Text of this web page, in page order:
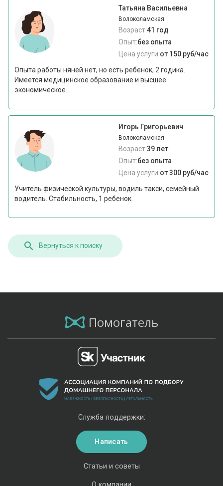
Татьяна Васильевна
Волоколамская
Возраст:41 год
Опыт:без опыта
Цена услуги:от 150 руб/час
Опыта работы няней нет, но есть ребенок, 2 годика.
Имеется медицинское образование и высшее
экономическое...
Игорь Григорьевич
Волоколамская
Возраст:39 лет
Опыт:без опыта
Цена услуги:от 300 руб/час
Учитель физической культуры, водиль такси, семейный
водитель. Стабильность, 1 ребенок.
Вернуться к поиску
Помогатель
Статьи и советы
Служба поддержки:
Написать